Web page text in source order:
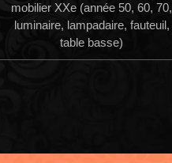
mobilier XXe (année 50, 60, 70,
luminaire, lampadaire, fauteuil,
table basse)